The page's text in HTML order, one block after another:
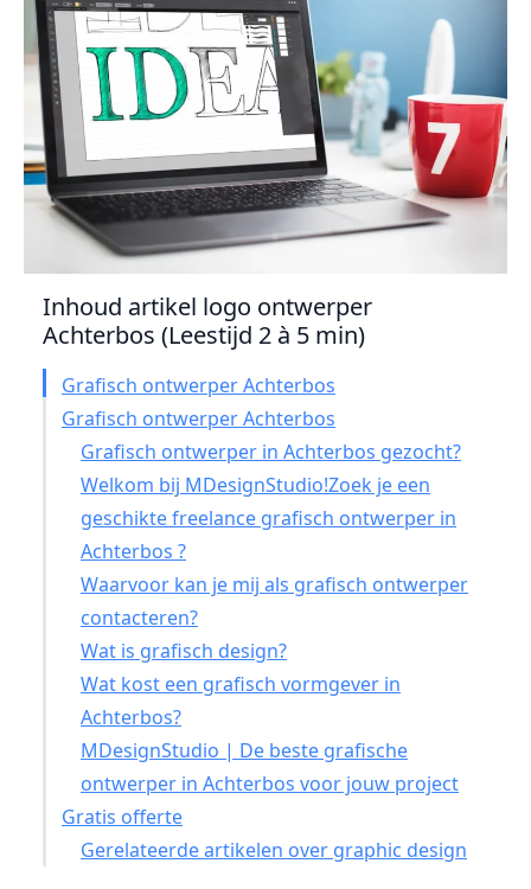
Inhoud artikel logo ontwerper
Achterbos (Leestijd 2 à 5 min)
Grafisch ontwerper Achterbos
Grafisch ontwerper Achterbos
Grafisch ontwerper in Achterbos gezocht?
Welkom bij MDesignStudio!Zoek je een
geschikte freelance grafisch ontwerper in
Achterbos ?
Waarvoor kan je mij als grafisch ontwerper
contacteren?
Wat is grafisch design?
Wat kost een grafisch vormgever in
Achterbos?
MDesignStudio | De beste grafische
ontwerper in Achterbos voor jouw project
Gratis offerte
Gerelateerde artikelen over graphic design